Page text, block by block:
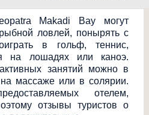
Makadi Bay могут
ловлей, понырять с
в гольф, теннис,
на лошадях или каноэ.
занятий можно в
массаже или в солярии.
отелем,
отзывы туристов о